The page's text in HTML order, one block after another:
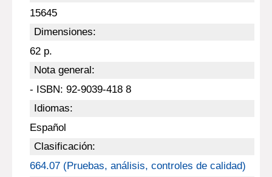
15645
Dimensiones:
62 p.
Nota general:
- ISBN: 92-9039-418 8
Idiomas:
Español
Clasificación:
664.07 (Pruebas, análisis, controles de calidad)